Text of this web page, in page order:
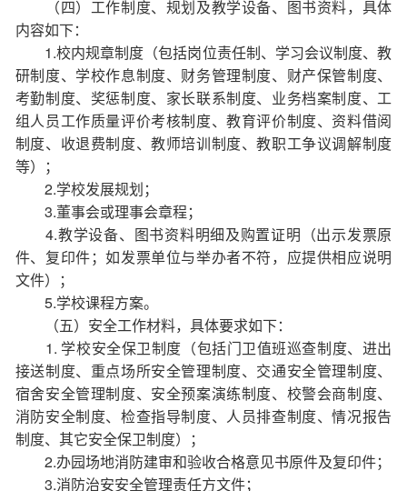
（四）工作制度、规划及教学设备、图书资料，具体
内容如下：
1.校内规章制度（包括岗位责任制、学习会议制度、教
研制度、学校作息制度、财务管理制度、财产保管制度、
考勤制度、奖惩制度、家长联系制度、业务档案制度、工
组人员工作质量评价考核制度、教育评价制度、资料借阅
制度、收退费制度、教师培训制度、教职工争议调解制度
等）；
2.学校发展规划；
3.董事会或理事会章程；
4.教学设备、图书资料明细及购置证明（出示发票原
件、复印件；如发票单位与举办者不符，应提供相应说明
文件）；
5.学校课程方案。
（五）安全工作材料，具体要求如下：
1. 学校安全保卫制度（包括门卫值班巡查制度、进出
接送制度、重点场所安全管理制度、交通安全管理制度、
宿舍安全管理制度、安全预案演练制度、校警会商制度、
消防安全制度、检查指导制度、人员排查制度、情况报告
制度、其它安全保卫制度）；
2.办园场地消防建审和验收合格意见书原件及复印件；
3.消防治安安全管理责任方文件；